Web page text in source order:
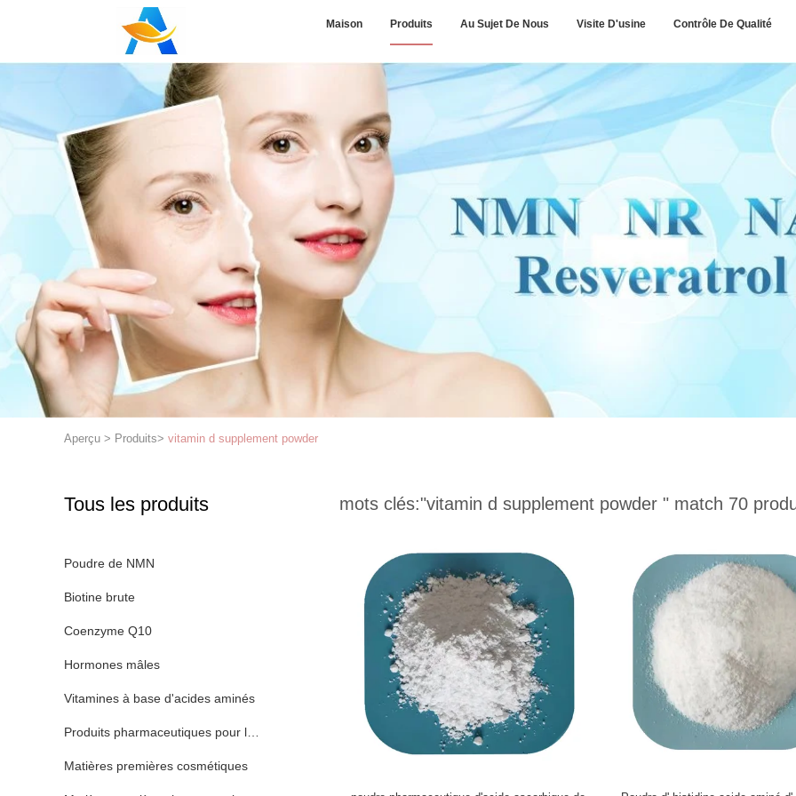
Maison Produits Au Sujet De Nous Visite D'usine Contrôle De Qualité
Aperçu > Produits> vitamin d supplement powder
Tous les produits
Poudre de NMN
Biotine brute
Coenzyme Q10
Hormones mâles
Vitamines à base d'acides aminés
Produits pharmaceutiques pour la santé animale
Matières premières cosmétiques
mots clés:"vitamin d supplement powder " match 70